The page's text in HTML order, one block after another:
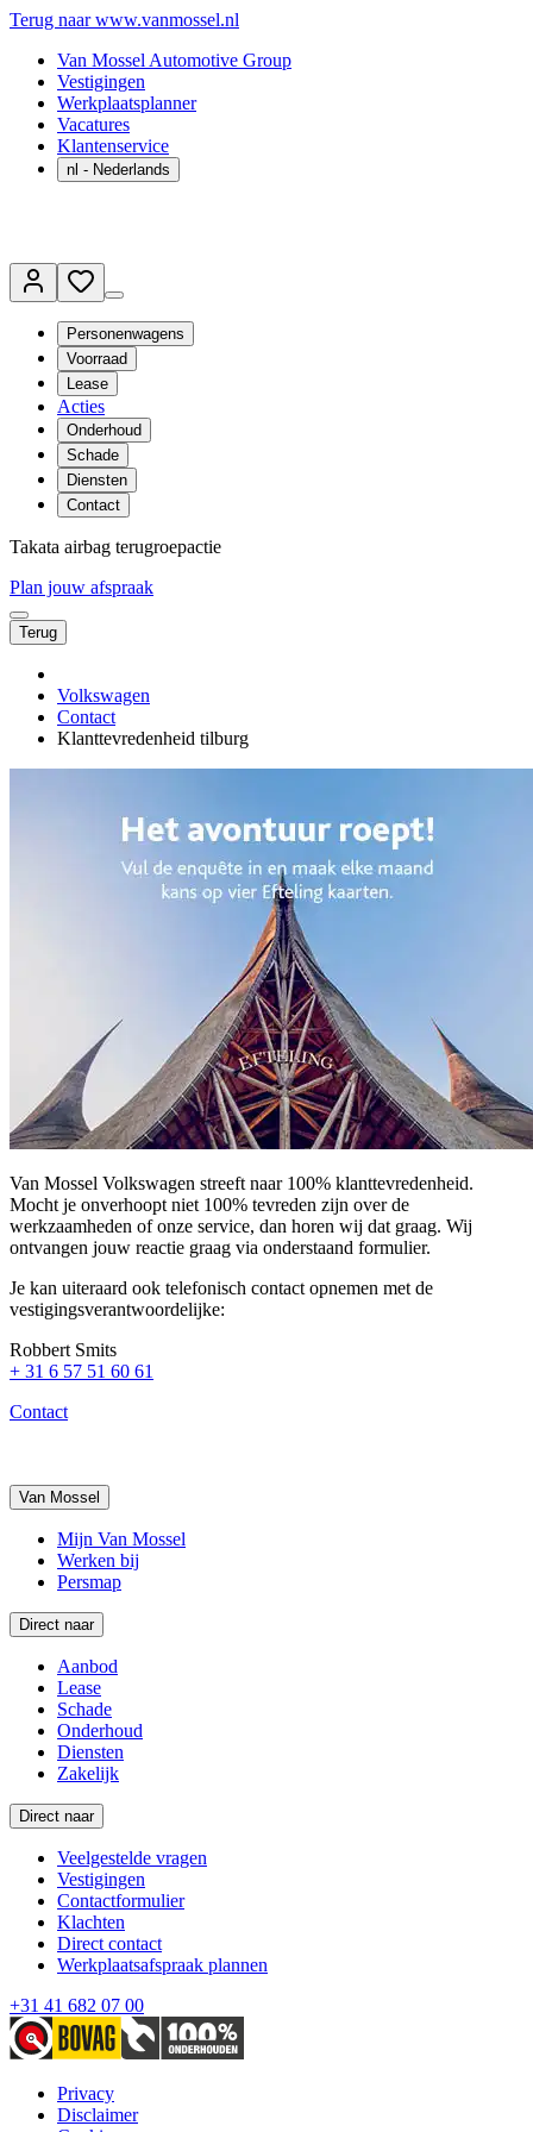
Terug naar www.vanmossel.nl
Van Mossel Automotive Group
Vestigingen
Werkplaatsplanner
Vacatures
Klantenservice
nl - Nederlands
Personenwagens
Voorraad
Lease
Acties
Onderhoud
Schade
Diensten
Contact
Takata airbag terugroepactie
Plan jouw afspraak
Terug
Volkswagen
Contact
Klanttevredenheid tilburg
Van Mossel Volkswagen streeft naar 100% klanttevredenheid.
Mocht je onverhoopt niet 100% tevreden zijn over de
werkzaamheden of onze service, dan horen wij dat graag. Wij
ontvangen jouw reactie graag via onderstaand formulier.
Je kan uiteraard ook telefonisch contact opnemen met de
vestigingsverantwoordelijke:
Robbert Smits
+ 31 6 57 51 60 61
Contact
Van Mossel
Mijn Van Mossel
Werken bij
Persmap
Direct naar
Aanbod
Lease
Schade
Onderhoud
Diensten
Zakelijk
Direct naar
Veelgestelde vragen
Vestigingen
Contactformulier
Klachten
Direct contact
Werkplaatsafspraak plannen
+31 41 682 07 00
Privacy
Disclaimer